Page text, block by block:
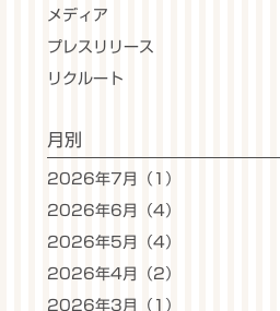
メディア
プレスリリース
リクルート
月別
2026年7月（1）
2026年6月（4）
2026年5月（4）
2026年4月（2）
2026年3月（1）